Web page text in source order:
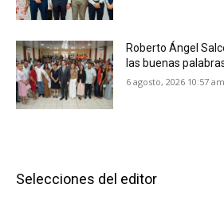
Roberto Ángel
las buenas
6 agosto, 2026 10:57 am
Selecciones del editor